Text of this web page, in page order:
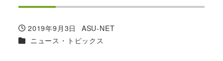
投稿日
2019年9月3日
著
者
ASU-NET
カテゴリー
ニュース・トピックス